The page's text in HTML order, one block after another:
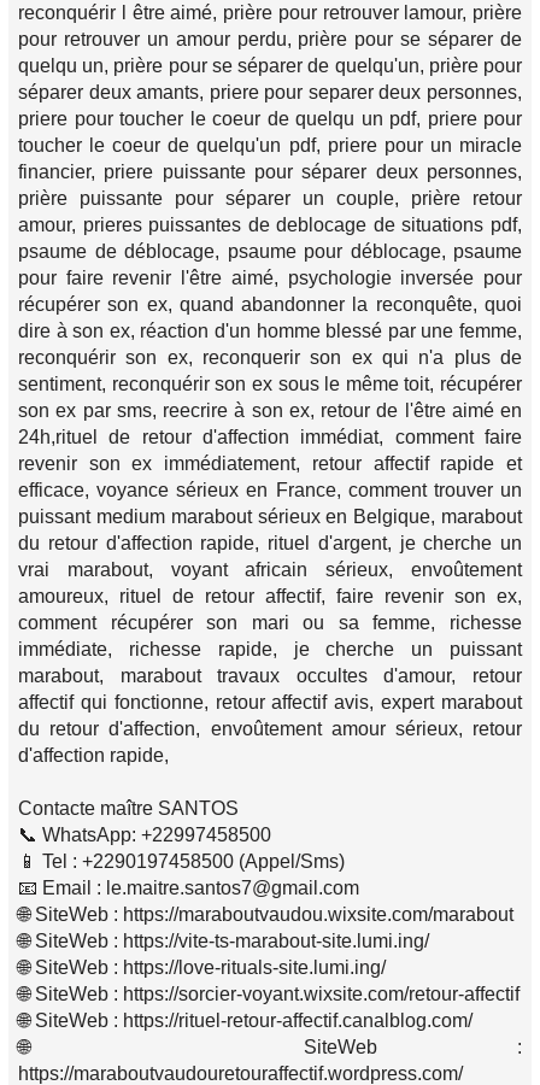
reconquérir l être aimé, prière pour retrouver lamour, prière
pour retrouver un amour perdu, prière pour se séparer de
quelqu un, prière pour se séparer de quelqu'un, prière pour
séparer deux amants, priere pour separer deux personnes,
priere pour toucher le coeur de quelqu un pdf, priere pour
toucher le coeur de quelqu'un pdf, priere pour un miracle
financier, priere puissante pour séparer deux personnes,
prière puissante pour séparer un couple, prière retour
amour, prieres puissantes de deblocage de situations pdf,
psaume de déblocage, psaume pour déblocage, psaume
pour faire revenir l'être aimé, psychologie inversée pour
récupérer son ex, quand abandonner la reconquête, quoi
dire à son ex, réaction d'un homme blessé par une femme,
reconquérir son ex, reconquerir son ex qui n'a plus de
sentiment, reconquérir son ex sous le même toit, récupérer
son ex par sms, reecrire à son ex, retour de l'être aimé en
24h,rituel de retour d'affection immédiat, comment faire
revenir son ex immédiatement, retour affectif rapide et
efficace, voyance sérieux en France, comment trouver un
puissant medium marabout sérieux en Belgique, marabout
du retour d'affection rapide, rituel d'argent, je cherche un
vrai marabout, voyant africain sérieux, envoûtement
amoureux, rituel de retour affectif, faire revenir son ex,
comment récupérer son mari ou sa femme, richesse
immédiate, richesse rapide, je cherche un puissant
marabout, marabout travaux occultes d'amour, retour
affectif qui fonctionne, retour affectif avis, expert marabout
du retour d'affection, envoûtement amour sérieux, retour
d'affection rapide,
Contacte maître SANTOS
📞 WhatsApp: +22997458500
📱 Tel : +2290197458500 (Appel/Sms)
📧 Email : le.maitre.santos7@gmail.com
🌐 SiteWeb : https://maraboutvaudou.wixsite.com/marabout
🌐 SiteWeb : https://vite-ts-marabout-site.lumi.ing/
🌐 SiteWeb : https://love-rituals-site.lumi.ing/
🌐 SiteWeb : https://sorcier-voyant.wixsite.com/retour-affectif
🌐 SiteWeb : https://rituel-retour-affectif.canalblog.com/
🌐 SiteWeb :
https://maraboutvaudouretouraffectif.wordpress.com/